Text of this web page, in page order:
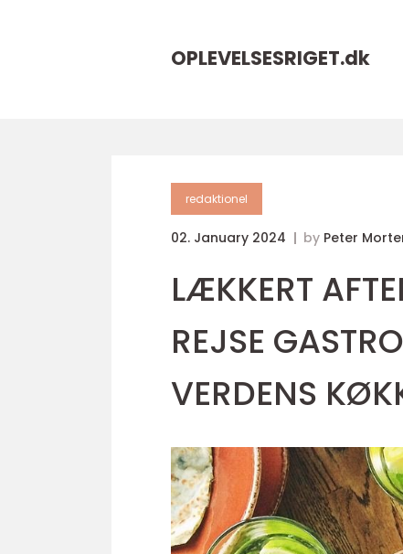
OPLEVELSESRIGET.dk
redaktionel
02. January 2024 by Peter
LÆKKERT
REJSE
VERDENS